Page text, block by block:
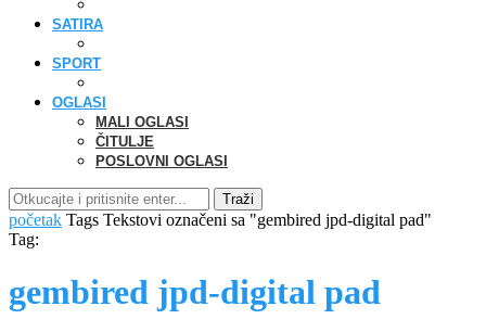
SATIRA
SPORT
OGLASI
MALI OGLASI
ČITULJE
POSLOVNI OGLASI
Traži
početak Tags Tekstovi označeni sa "gembired jpd-digital pad"
Tag:
gembired jpd-digital pad